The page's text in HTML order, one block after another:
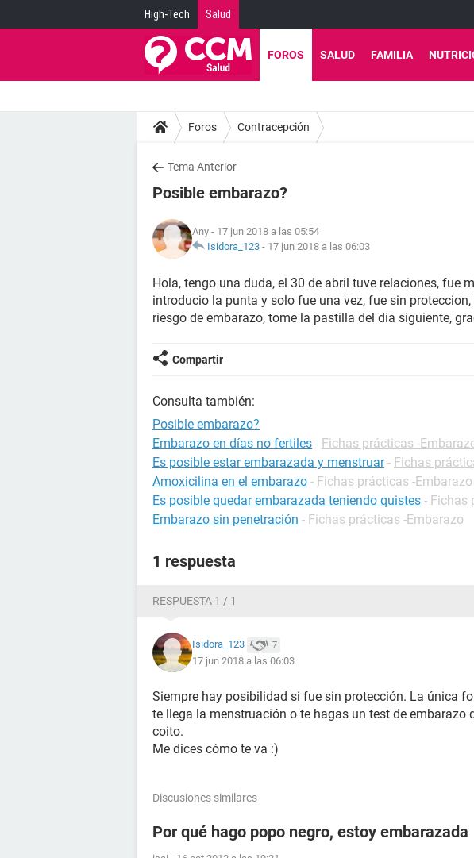
High-Tech Salud
FOROS SALUD FAMILIA
Foros Contracepción
Tema Anterior
Posible embarazo?
Any - 17 jun 2018 a las 05:54
Isidora_123 - 17 jun 2018 a las 06:03
Hola, tengo una duda, el 30 de abril tuve relaciones, fue
introducio la punta y solo fue una vez, fue sin
riesgo de embarazo, tome la pastilla del dia siguiente,
Compartir
Consulta también:
Posible embarazo?
Embarazo en días no fertiles - Fichas prácticas -
Es posible estar embarazada y menstruar - Fichas
Amoxicilina en el embarazo - Fichas prácticas -Embarazo
Es posible quedar embarazada teniendo quistes - Fichas
Embarazo sin penetración - Fichas prácticas -Embarazo
1 respuesta
RESPUESTA 1 / 1
Isidora_123 7
17 jun 2018 a las 06:03
Siempre hay posibilidad si fue sin protección. La única
te llega la menstruación o te hagas un test de embarazo
coito.
Me dices cómo te va :)
Discusiones similares
Por qué hago popo negro, estoy embarazada